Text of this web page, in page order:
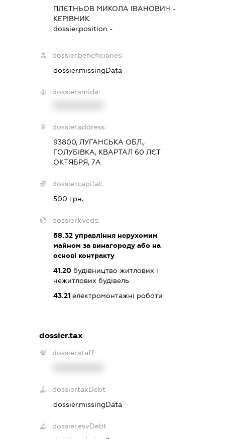
ПЛЄТНЬОВ МИКОЛА ІВАНОВИЧ -
КЕРІВНИК
dossier.position -
dossier.beneficiaries:
dossier.missingData
dossier.smida:
dossier.address:
93800, ЛУГАНСЬКА ОБЛ.,
ГОЛУБІВКА, КВАРТАЛ 60 ЛЄТ
ОКТЯБРЯ, 7А
dossier.capital:
500 грн.
dossier.kveds:
68.32 управління нерухомим
майном за винагороду або на
основі контракту
41.20 будівництво житлових і
нежитлових будівель
43.21 електромонтажні роботи
dossier.tax
dossier.staff
dossier.taxDebt
dossier.missingData
dossier.esvDebt